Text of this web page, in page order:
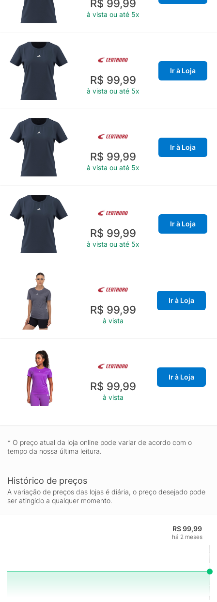
R$ 99,99
à vista ou até 5x
R$ 99,99
à vista ou até 5x
Ir à Loja
R$ 99,99
à vista ou até 5x
Ir à Loja
R$ 99,99
à vista ou até 5x
Ir à Loja
R$ 99,99
à vista
Ir à Loja
R$ 99,99
à vista
Ir à Loja
* O preço atual da loja online pode variar de acordo com o
tempo da nossa última leitura.
Histórico de preços
A variação de preços das lojas é diária, o preço desejado pode
ser atingido a qualquer momento.
R$ 99,99
há 2 meses